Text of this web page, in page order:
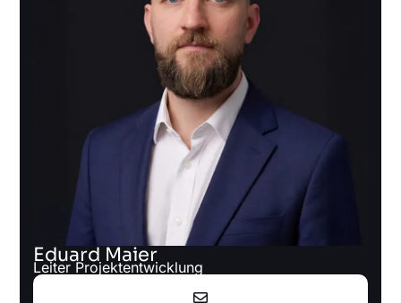
Eduard Maier
Leiter Projektentwicklung